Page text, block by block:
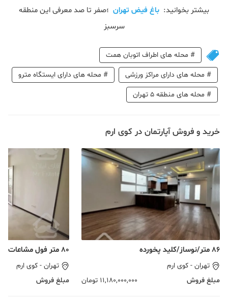
بیشتر بخوانید: باغ فیض تهران ؛صفر تا صد معرفی این منطقه
سرسبز
# محله های اطراف اتوبان همت
# محله های دارای مراکز ورزشی # محله های دارای ایستگاه مترو
# محله های منطقه 5 تهران
خرید و فروش آپارتمان در کوی ارم
۸۶ متر/نوساز/کلید پخورده
تهران - کوی ارم
مبلغ فروش
11,180,000,000 تومان
۸۰ متر فول مشاعات
تهران - کوی ارم
مبلغ فروش